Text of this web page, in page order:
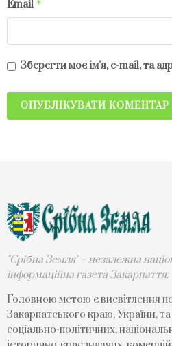
Email *
Зберегти моє ім'я, e-mail, та
"Срібна Земля" – незалежна
інформаційна газета Закарпаття.
Головною метою є висвітлення
Закарпатського краю, України, та
соціально-політичних,